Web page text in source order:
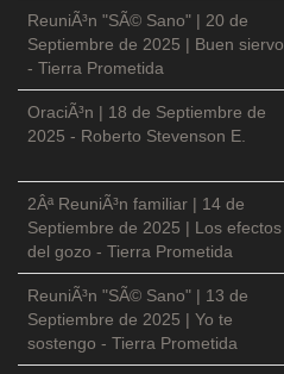
ReuniÃ³n "SÃ© Sano" | 20 de
Septiembre de 2025 | Buen siervo
- Tierra Prometida
OraciÃ³n | 18 de Septiembre de
2025 - Roberto Stevenson E.
2Âª ReuniÃ³n familiar | 14 de
Septiembre de 2025 | Los efectos
del gozo - Tierra Prometida
ReuniÃ³n "SÃ© Sano" | 13 de
Septiembre de 2025 | Yo te
sostengo - Tierra Prometida